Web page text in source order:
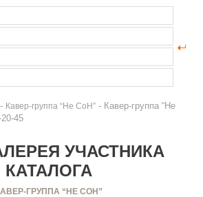
- Кавер-группа “Не СоН” - Кавер-группа “Не
45
УЧАСТНИКА
КАТАЛОГА
ГРУППА “НЕ СОН”